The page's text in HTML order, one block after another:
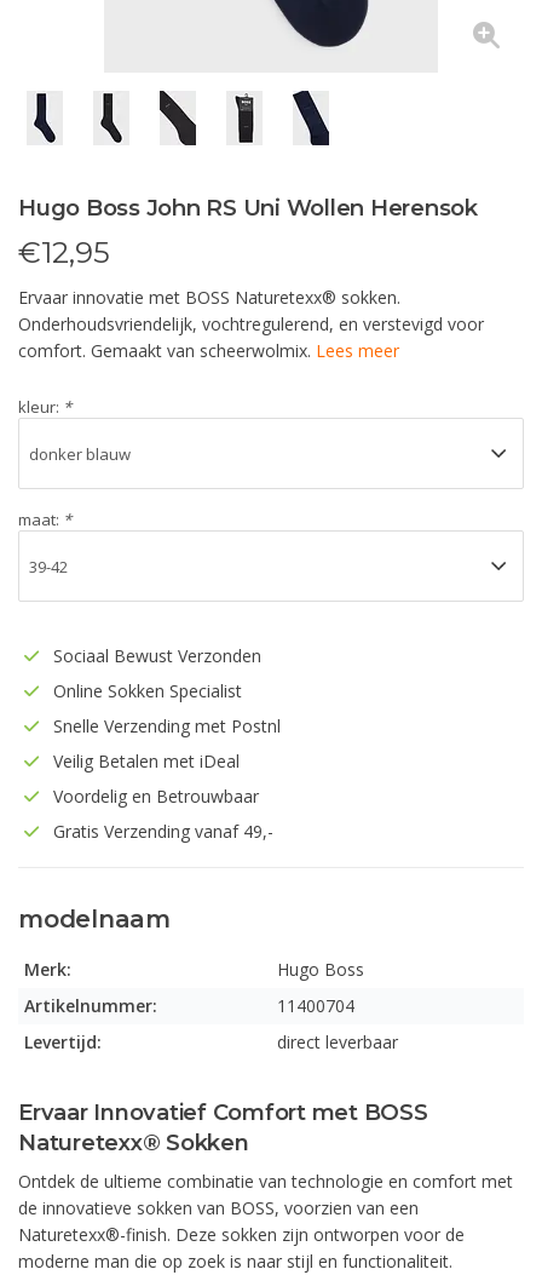
Hugo Boss John RS Uni Wollen Herensok
€12,95
Ervaar innovatie met BOSS Naturetexx® sokken.
Onderhoudsvriendelijk, vochtregulerend, en verstevigd voor
comfort. Gemaakt van scheerwolmix. Lees meer
kleur: *
maat: *
Sociaal Bewust Verzonden
Online Sokken Specialist
Snelle Verzending met Postnl
Veilig Betalen met iDeal
Voordelig en Betrouwbaar
Gratis Verzending vanaf 49,-
modelnaam
Merk:
Hugo Boss
Artikelnummer:
11400704
Levertijd:
direct leverbaar
Ervaar Innovatief Comfort met BOSS
Naturetexx® Sokken
Ontdek de ultieme combinatie van technologie en comfort met
de innovatieve sokken van BOSS, voorzien van een
Naturetexx®-finish. Deze sokken zijn ontworpen voor de
moderne man die op zoek is naar stijl en functionaliteit.